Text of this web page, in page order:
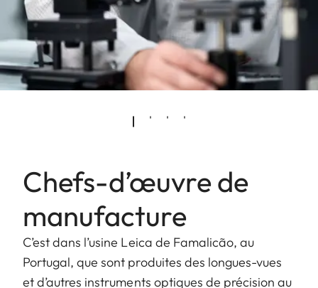
Chefs-d’œuvre de
manufacture
C’est dans l’usine Leica de Famalicão, au
Portugal, que sont produites des longues-vues
et d’autres instruments optiques de précision au